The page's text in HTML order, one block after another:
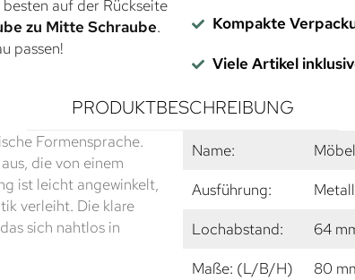
auf der Rückseite
zu Mitte Schraube.
passen!
Kompakte
Viele Artikel
PRODUKTBESCHREIBUNG
Formensprache.
die von einem
ist leicht angewinkelt,
verleiht. Die klare
sich nahtlos in
Name:
Ausführung:
Lochabstand:
64
Maße: (L/B/H)
80